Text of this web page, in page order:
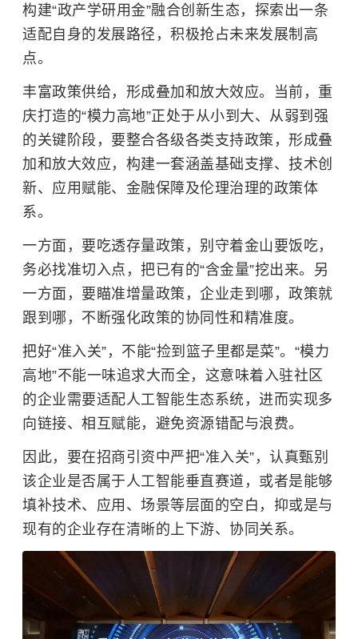
构建“政产学研用金”融合创新生态，探索出一条
适配自身的发展路径，积极抢占未来发展制高
点。
丰富政策供给，形成叠加和放大效应。当前，重
庆打造的“模力高地”正处于从小到大、从弱到强
的关键阶段，要整合各级各类支持政策，形成叠
加和放大效应，构建一套涵盖基础支撑、技术创
新、应用赋能、金融保障及伦理治理的政策体
系。
一方面，要吃透存量政策，别守着金山要饭吃，
务必找准切入点，把已有的“含金量”挖出来。另
一方面，要瞄准增量政策，企业走到哪，政策就
跟到哪，不断强化政策的协同性和精准度。
把好“准入关”，不能“捡到篮子里都是菜”。“模力
高地”不能一味追求大而全，这意味着入驻社区
的企业需要适配人工智能生态系统，进而实现多
向链接、相互赋能，避免资源错配与浪费。
因此，要在招商引资中严把“准入关”，认真甄别
该企业是否属于人工智能垂直赛道，或者是能够
填补技术、应用、场景等层面的空白，抑或是与
现有的企业存在清晰的上下游、协同关系。